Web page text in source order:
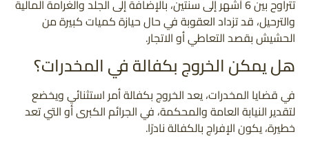
تتراوح بين 6 أشهر إلى سنتين، بالإضافة إلى الجلد والغرامة المالية
والترحيل، قد تزداد العقوبة في حال حيازة كميات كبيرة من
الحشيش بقصد التعاطي أو الاتجار.
هل يمكن الخروج بكفالة في المخدرات؟
في قضايا المخدرات، يعد الخروج بكفالة أمر استثنائي ويخضع
لتقدير النيابة العامة والمحكمة، في الجرائم الكبرى أو التي تعد
خطيرة، يكون الإفراج بالكفالة نادرًا.